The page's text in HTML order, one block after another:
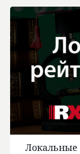
Локальные